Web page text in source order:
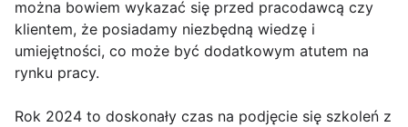
można bowiem wykazać się przed pracodawcą czy
klientem, że posiadamy niezbędną wiedzę i
umiejętności, co może być dodatkowym atutem na
rynku pracy.
Rok 2024 to doskonały czas na podjęcie się szkoleń z